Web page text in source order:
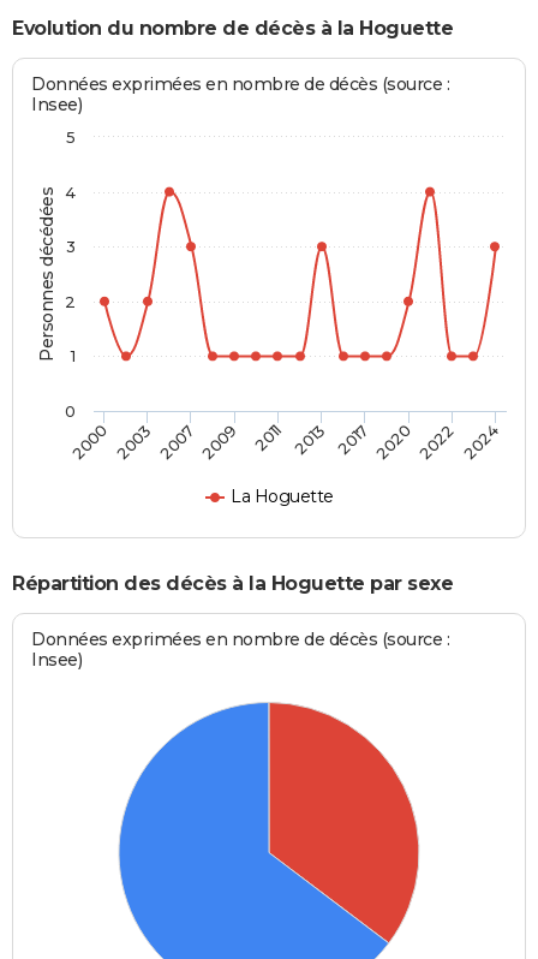
Evolution du nombre de décès à la Hoguette
Personnes décédées
Données exprimées en nombre de décès (source :
Insee)
La Hoguette
2000 2003 2007 2009 2011 2013 2017 2020 2022 2024
0
1
2
3
4
5
Répartition des décès à la Hoguette par sexe
Données exprimées en nombre de décès (source :
Insee)